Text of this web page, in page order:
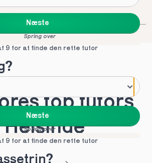
Næste
Spring over
9 for at finde den rette tutor
Næste
Spring over
9 for at finde den rette tutor
top tutors
Helsinge